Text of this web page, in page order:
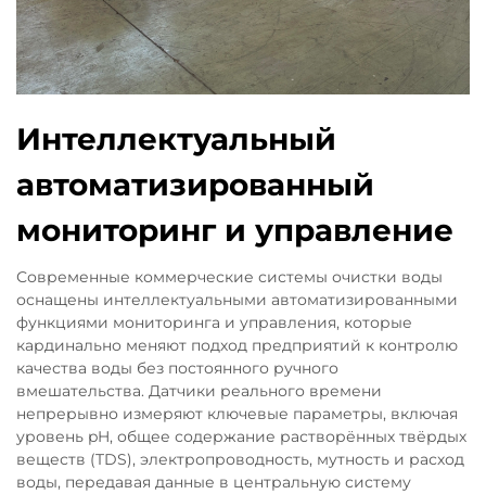
Интеллектуальный
автоматизированный
мониторинг и управление
Современные коммерческие системы очистки воды
оснащены интеллектуальными автоматизированными
функциями мониторинга и управления, которые
кардинально меняют подход предприятий к контролю
качества воды без постоянного ручного
вмешательства. Датчики реального времени
непрерывно измеряют ключевые параметры, включая
уровень pH, общее содержание растворённых твёрдых
веществ (TDS), электропроводность, мутность и расход
воды, передавая данные в центральную систему